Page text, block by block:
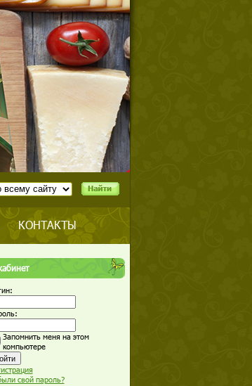
КОНТАКТЫ
Запомнить меня на этом
компьютере
свой пароль?